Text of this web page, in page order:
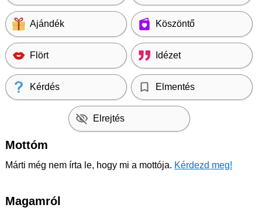
Ajándék Köszöntő
Flört Idézet
Kérdés Elmentés
Elrejtés
Mottóm
Márti még nem írta le, hogy mi a mottója. Kérdezd meg!
Magamról